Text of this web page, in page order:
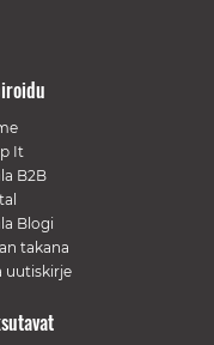
It
B2B
Blogi
takana
uutiskirje